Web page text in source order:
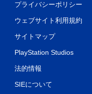
プライバシーポリシー
ウェブサイト利用規約
サイトマップ
PlayStation Studios
法的情報
SIEについて